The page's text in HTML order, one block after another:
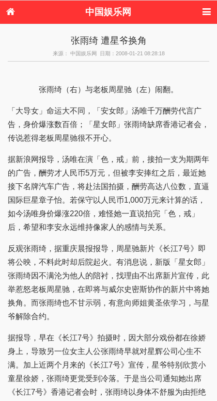
中国娱乐网
日本娱乐 韩国娱乐
音乐新闻 影视新闻
内地明星八卦
张雨绮 遭星爷换角
来源： 中国娱乐网 日期：2008-01-21 08:28:18
张雨绮（右）与老板周星驰（左）闹翻。
「大导女」命运大不同，「安女郎」汤唯千万酬劳代言广
告，身价爆涨数百倍；「星女郎」张雨绮缺席香港记者会，
传说惹得老板周星驰很不开心。
据新浪网报导，汤唯在演「色，戒」前，接拍一支为期两年
的广告，酬劳才人民币5万元，但被李安捧红之后，最近她
接下名牌汽车广告，将赴法国拍摄，酬劳高达八位数，直逼
国际巨星章子怡。若保守以人民币1,000万元来计算的话，
如今汤唯身价爆涨220倍，难怪她一直说拍完「色，戒」
后，希望和李安永远维持像家人的感情与关系。
反观张雨绮，据重庆晨报报导，周星驰新片《长江7号》即
将公映，不料此时却后院起火。有消息说，新版「星女郎」
张雨绮因不满沦为他人的陪衬，找理由不出席新片宣传，此
举惹怒老板周星驰，在即将与威尔史密斯协作的新片中将她
换角。而张雨绮也不甘示弱，有意向师姐黄圣依学习，与星
爷解除合约。
据报导，早在《长江7号》拍摄时，因大部分戏份都在徐娇
身上，导致另一位女主人公张雨绮早就对星辉公司心生不
满。加上近两个月来的《长江7号》宣传，星爷特别欣赏小
童星徐娇，张雨绮更觉受到冷落。于是当公司通知她出席
《长江7号》香港记者会时，张雨绮以身体不舒服为由拒绝